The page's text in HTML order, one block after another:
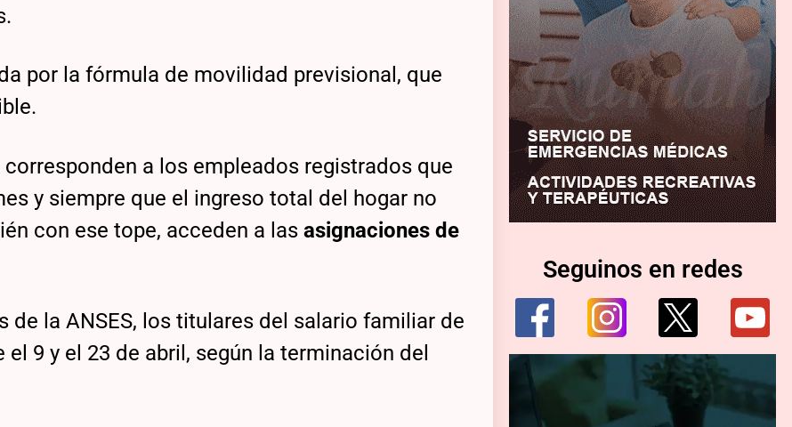
por la fórmula de movilidad previsional, que
a los empleados registrados que
y siempre que el ingreso total del hogar no
con ese tope, acceden a las asignaciones de
de la ANSES, los titulares del salario familiar de
9 y el 23 de abril, según la terminación del
Seguinos en redes